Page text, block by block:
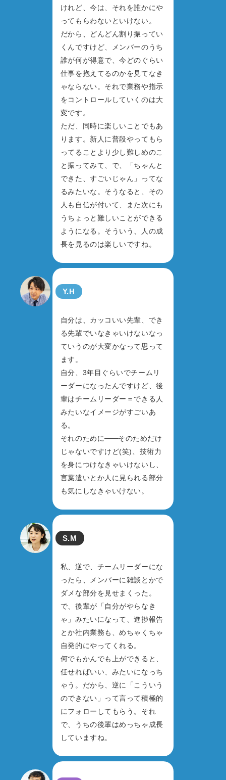
けれど、今は、それを誰かにや
ってもらわないといけない。
だから、どんどん割り振ってい
くんですけど、メンバーのうち
誰が何が得意で、今どのぐらい
仕事を抱えてるのかを見てなき
ゃならない。それで業務や指示
をコントロールしていくのは大
変です。
ただ、同時に楽しいことでもあ
ります。新人に普段やってもら
ってることより少し難しめのこ
と振ってみて、で、「ちゃんと
できた、すごいじゃん」ってな
るみたいな。そうなると、その
人も自信が付いて、また次にも
うちょっと難しいことができる
ようになる。そういう、人の成
長を見るのは楽しいですね。
Y.H
自分は、カッコいい先輩、でき
る先輩でいなきゃいけないなっ
ていうのが大変かなって思って
ます。
自分、3年目ぐらいでチームリ
ーダーになったんですけど、後
輩はチームリーダー＝できる人
みたいなイメージがすごいあ
る。
それのために——そのためだけ
じゃないですけど(笑)、技術力
を身につけなきゃいけないし、
言葉遣いとか人に見られる部分
も気にしなきゃいけない。
S.M
私、逆で、チームリーダーにな
ったら、メンバーに雑談とかで
ダメな部分を見せまくった。
で、後輩が「自分がやらなき
ゃ」みたいになって、進捗報告
とか社内業務も、めちゃくちゃ
自発的にやってくれる。
何でもかんでも上ができると、
任せればいい、みたいになっち
ゃう。だから、逆に「こういう
のできない」って言って積極的
にフォローしてもらう。それ
で、うちの後輩はめっちゃ成長
していますね。